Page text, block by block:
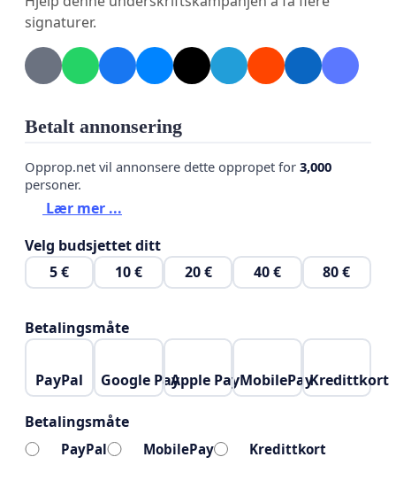
da det ikke bare er diskrimenerende men det
bryter også flere av bærekraftsmålene ettersom
samfunnet tydelig viser en oppgang i eldre
signaturer.
Betalt annonsering
Opprop.net vil annonsere dette oppropet for 3,000
personer.
Lær mer ...
Velg budsjettet ditt
5 €
10 € 20 € 40 € 80 €
Betalingsmåte
PayPal Google PayApple PayMobilePayKredittkort
Betalingsmåte
PayPal MobilePay Kredittkort